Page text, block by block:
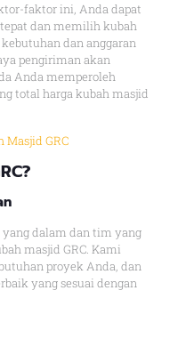
faktor ini, Anda dapat
dan memilih kubah
dan anggaran
pengiriman akan
Anda memperoleh
total harga kubah masjid
?
dalam dan tim yang
masjid GRC. Kami
proyek Anda, dan
yang sesuai dengan